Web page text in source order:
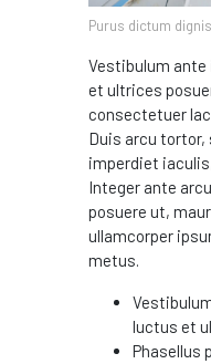
Purus dictum
Vestibulum
et ultrices
consectetuer
Duis arcu
imperdiet
Integer ante
posuere ut,
ullamcorper
metus.
luctus et
Phasellus